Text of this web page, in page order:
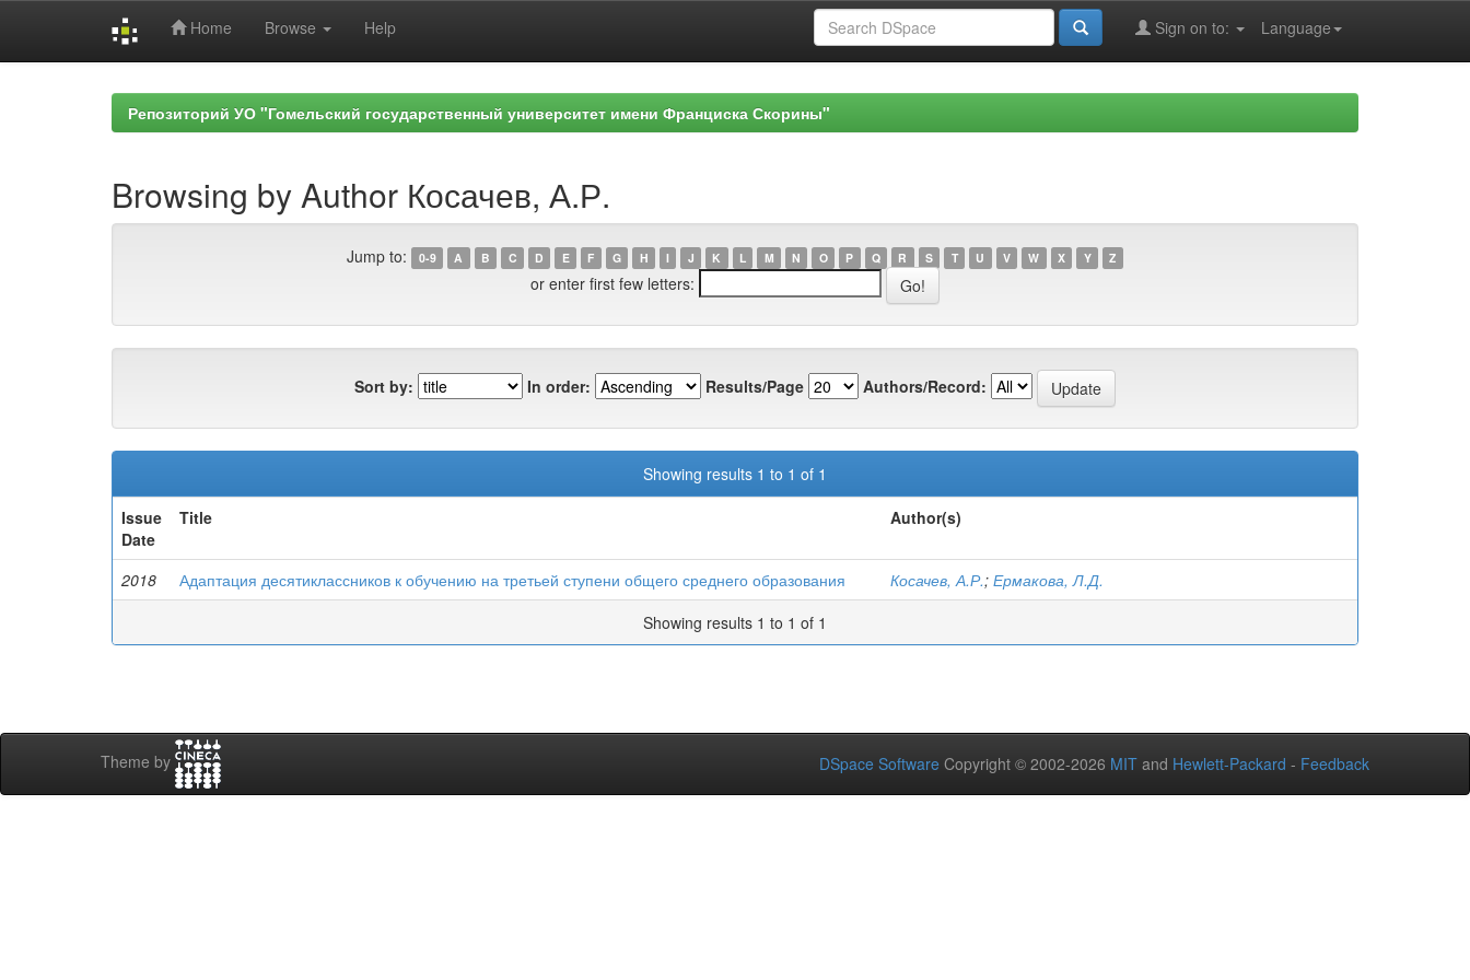
Home Browse Help Language
Sign on to:
Репозиторий УО "Гомельский государственный университет имени Франциска Скорины"
Browsing by Author Косачев, А.Р.
Jump to: 0-9 A B C D E F G H I J K L M N O P Q R S T U V W X Y Z
or enter first few letters:
Sort by: In order: Results/Page Authors/Record:
Showing results 1 to 1 of 1
Issue
Date
Title Author(s)
2018 Адаптация десятиклассников к обучению на третьей ступени общего среднего образования Косачев, А.Р.; Ермакова, Л.Д.
Showing results 1 to 1 of 1
Theme by DSpace Software Copyright © 2002-2026 MIT and Hewlett-Packard - Feedback